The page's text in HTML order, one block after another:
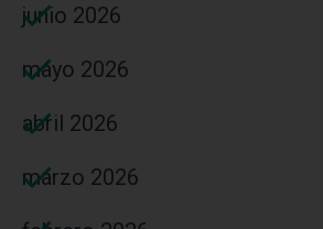
junio 2026
mayo 2026
abril 2026
marzo 2026